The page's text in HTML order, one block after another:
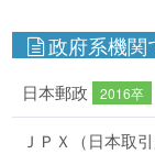
政府系機関
日本郵政 2016卒
ＪＰＸ（日本取引